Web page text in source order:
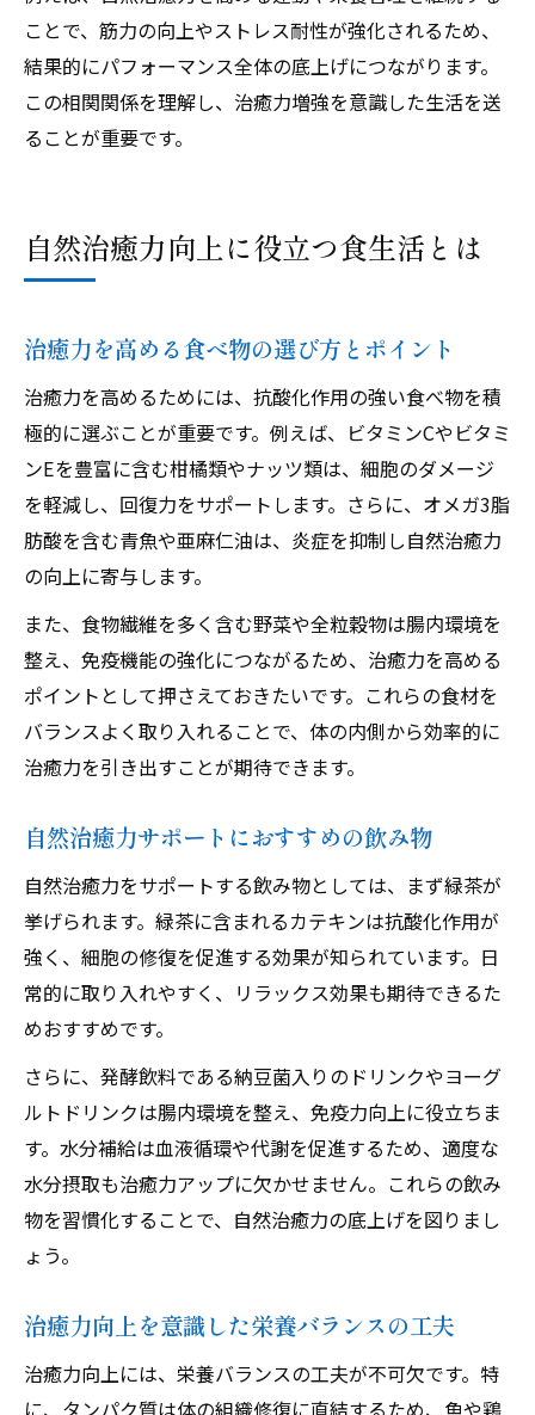
ことで、筋力の向上やストレス耐性が強化されるため、
結果的にパフォーマンス全体の底上げにつながります。
この相関関係を理解し、治癒力増強を意識した生活を送
ることが重要です。
自然治癒力向上に役立つ食生活とは
治癒力を高める食べ物の選び方とポイント
治癒力を高めるためには、抗酸化作用の強い食べ物を積
極的に選ぶことが重要です。例えば、ビタミンCやビタミ
ンEを豊富に含む柑橘類やナッツ類は、細胞のダメージ
を軽減し、回復力をサポートします。さらに、オメガ3脂
肪酸を含む青魚や亜麻仁油は、炎症を抑制し自然治癒力
の向上に寄与します。
また、食物繊維を多く含む野菜や全粒穀物は腸内環境を
整え、免疫機能の強化につながるため、治癒力を高める
ポイントとして押さえておきたいです。これらの食材を
バランスよく取り入れることで、体の内側から効率的に
治癒力を引き出すことが期待できます。
自然治癒力サポートにおすすめの飲み物
自然治癒力をサポートする飲み物としては、まず緑茶が
挙げられます。緑茶に含まれるカテキンは抗酸化作用が
強く、細胞の修復を促進する効果が知られています。日
常的に取り入れやすく、リラックス効果も期待できるた
めおすすめです。
さらに、発酵飲料である納豆菌入りのドリンクやヨーグ
ルトドリンクは腸内環境を整え、免疫力向上に役立ちま
す。水分補給は血液循環や代謝を促進するため、適度な
水分摂取も治癒力アップに欠かせません。これらの飲み
物を習慣化することで、自然治癒力の底上げを図りまし
ょう。
治癒力向上を意識した栄養バランスの工夫
治癒力向上には、栄養バランスの工夫が不可欠です。特
に、タンパク質は体の組織修復に直結するため、魚や鶏